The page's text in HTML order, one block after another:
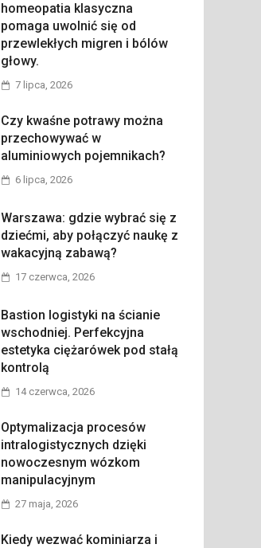
homeopatia klasyczna
pomaga uwolnić się od
przewlekłych migren i bólów
głowy.
7 lipca, 2026
Czy kwaśne potrawy można
przechowywać w
aluminiowych pojemnikach?
6 lipca, 2026
Warszawa: gdzie wybrać się z
dziećmi, aby połączyć naukę z
wakacyjną zabawą?
17 czerwca, 2026
Bastion logistyki na ścianie
wschodniej. Perfekcyjna
estetyka ciężarówek pod stałą
kontrolą
14 czerwca, 2026
Optymalizacja procesów
intralogistycznych dzięki
nowoczesnym wózkom
manipulacyjnym
27 maja, 2026
Kiedy wezwać kominiarza i